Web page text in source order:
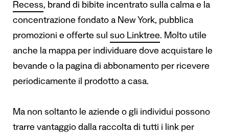
Recess, brand di bibite incentrato sulla calma e la
concentrazione fondato a New York, pubblica
promozioni e offerte sul suo Linktree. Molto utile
anche la mappa per individuare dove acquistare le
bevande o la pagina di abbonamento per ricevere
periodicamente il prodotto a casa.
Ma non soltanto le aziende o gli individui possono
trarre vantaggio dalla raccolta di tutti i link per